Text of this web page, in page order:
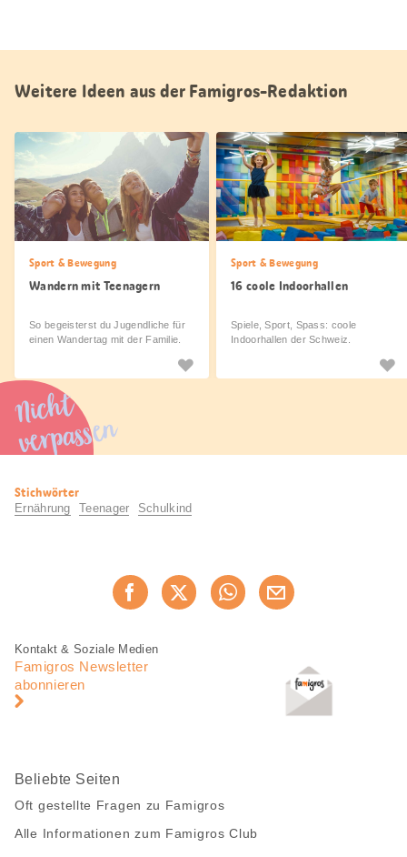
Weitere Ideen aus der Famigros-Redaktion
Sport & Bewegung
Wandern mit Teenagern
So begeisterst du Jugendliche für
einen Wandertag mit der Familie.
Sport & Bewegung
16 coole Indoorhallen
Spiele, Sport, Spass: coole
Indoorhallen der Schweiz.
Nicht
verpassen
Nützliche
Informationen
Stichwörter
Ernährung Teenager Schulkind
Jetzt weiterempfehlen
Fusszeile
Fusszeile
Navigation
Kontakt & Soziale Medien
Famigros Newsletter
abonnieren
Beliebte Seiten
Oft gestellte Fragen zu Famigros
Alle Informationen zum Famigros Club